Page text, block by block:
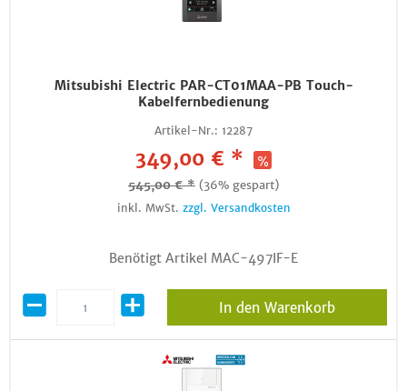
Mitsubishi Electric PAR-CT01MAA-PB Touch-
Kabelfernbedienung
Artikel-Nr.: 12287
349,00 € *
545,00 € * (36% gespart)
inkl. MwSt. zzgl. Versandkosten
Benötigt Artikel MAC-497IF-E
In den Warenkorb